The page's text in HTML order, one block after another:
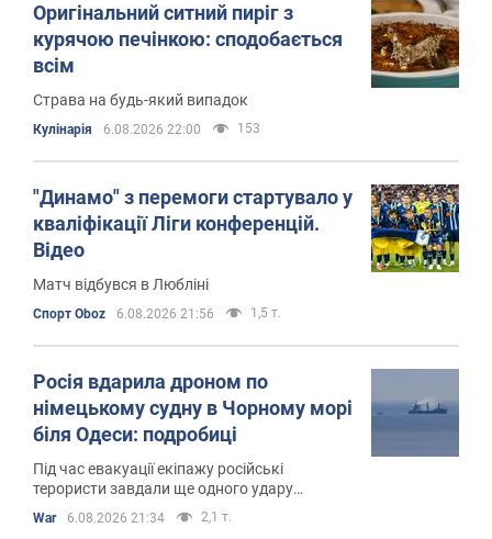
Оригінальний ситний пиріг з
курячою печінкою: сподобається
всім
Страва на будь-який випадок
Кулінарія 6.08.2026 22:00 153
"Динамо" з перемоги стартувало у
кваліфікації Ліги конференцій.
Відео
Матч відбувся в Любліні
Спорт Oboz 6.08.2026 21:56 1,5 т.
Росія вдарила дроном по
німецькому судну в Чорному морі
біля Одеси: подробиці
Під час евакуації екіпажу російські
терористи завдали ще одного удару
безпілотником по судну
War 6.08.2026 21:34 2,1 т.